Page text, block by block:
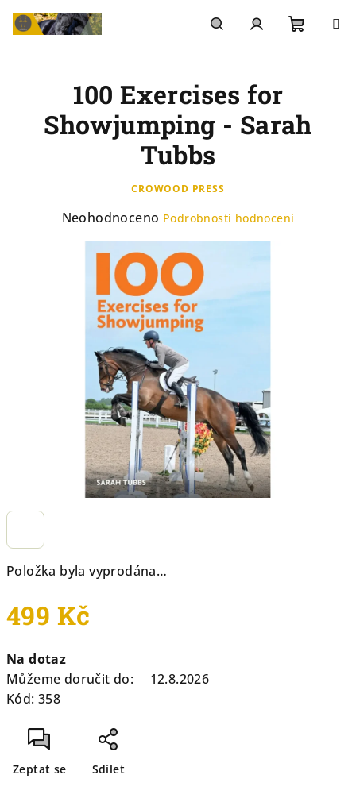
Přejít
na
Položka byla vyprodána…
499 Kč
cena:
Na dotaz
Můžeme doručit do:
12.8.2026
Kód: 358
Zeptat se Sdílet
100 Exercises for
Showjumping - Sarah
Tubbs
CROWOOD PRESS
Průměrné
hodnocení
produktu
hvězdiček.
Neohodnoceno Podrobnosti hodnocení